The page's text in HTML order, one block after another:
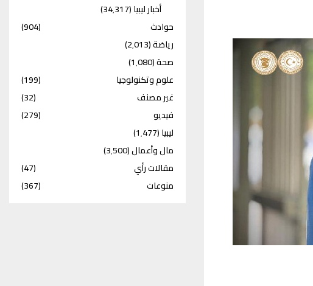
أخبار ليبيا(34٬317)
حوادث
(904)
رياضة(2٬013)
صحة(1٬080)
علوم وتكنولوجيا
(199)
غير مصنف
(32)
فيديو
(279)
ليبيا(1٬477)
مال وأعمال(3٬500)
مقالات رأي
(47)
منوعات
(367)